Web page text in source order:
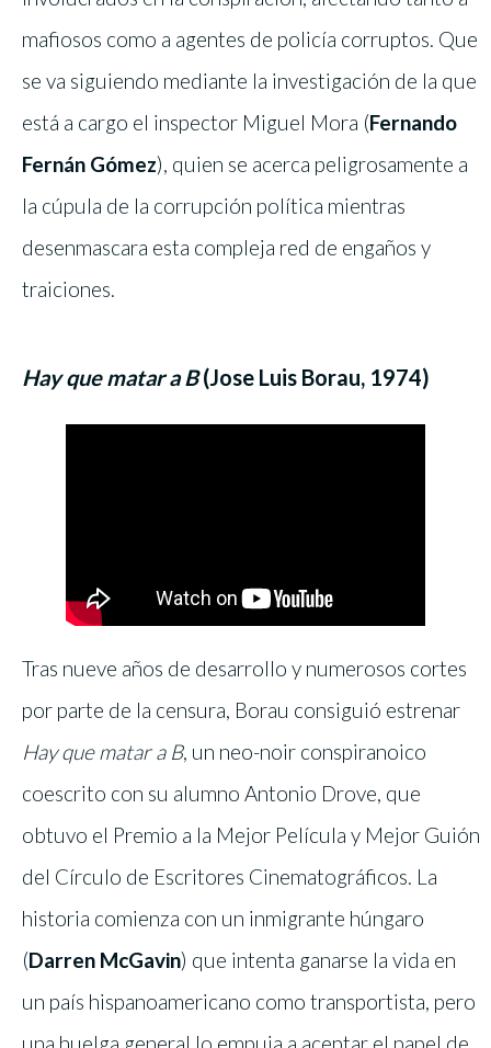
mafiosos como a agentes de policía corruptos. Que
se va siguiendo mediante la investigación de la que
está a cargo el inspector Miguel Mora (Fernando
Fernán Gómez), quien se acerca peligrosamente a
la cúpula de la corrupción política mientras
desenmascara esta compleja red de engaños y
traiciones.
Hay que matar a B(Jose Luis Borau, 1974)
Tras nueve años de desarrollo y numerosos cortes
por parte de la censura, Borau consiguió estrenar
Hay que matar a B, un neo-noir conspiranoico
coescrito con su alumno Antonio Drove, que
obtuvo el Premio a la Mejor Película y Mejor Guión
del Círculo de Escritores Cinematográficos. La
historia comienza con un inmigrante húngaro
(Darren McGavin) que intenta ganarse la vida en
un país hispanoamericano como transportista, pero